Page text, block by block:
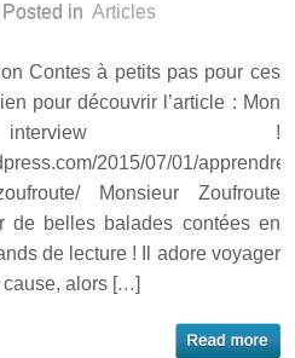
Posted in Articles
Contes à petits pas pour ces
pour découvrir l’article : Mon
!
2015/07/01/apprendre-
zoufroute/ Monsieur Zoufroute
de belles balades contées en
de lecture ! Il adore voyager
cause, alors […]